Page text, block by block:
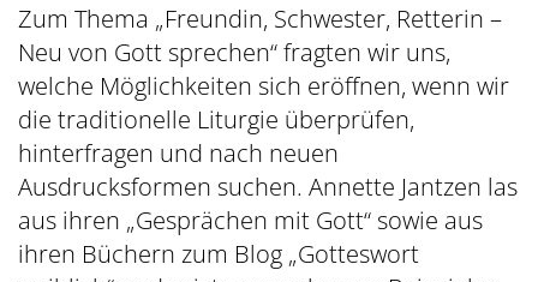
Zum Thema „Freundin, Schwester, Retterin –
Neu von Gott sprechen“ fragten wir uns,
welche Möglichkeiten sich eröffnen, wenn wir
die traditionelle Liturgie überprüfen,
hinterfragen und nach neuen
Ausdrucksformen suchen. Annette Jantzen las
aus ihren „Gesprächen mit Gott“ sowie aus
ihren Büchern zum Blog „Gotteswort